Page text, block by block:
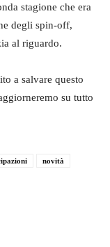
stagione che era
degli spin-off,
al riguardo.
a salvare questo
su tutto
novità